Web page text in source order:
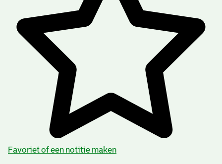
Favoriet of een notitie maken